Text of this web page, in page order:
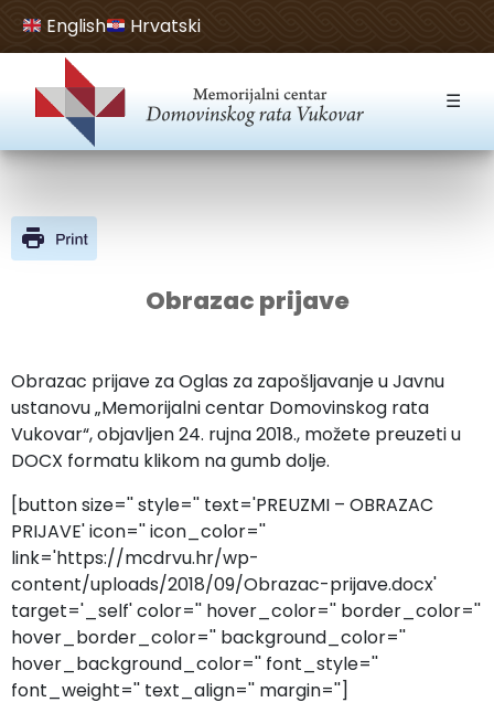
Open toolbar
English Hrvatski
☰
Obrazac prijave
Obrazac prijave za Oglas za zapošljavanje u Javnu
ustanovu „Memorijalni centar Domovinskog rata
Vukovar“, objavljen 24. rujna 2018., možete preuzeti u
DOCX formatu klikom na gumb dolje.
[button size='' style='' text='PREUZMI – OBRAZAC
PRIJAVE' icon='' icon_color=''
link='https://mcdrvu.hr/wp-
content/uploads/2018/09/Obrazac-prijave.docx'
target='_self' color='' hover_color='' border_color=''
hover_border_color='' background_color=''
hover_background_color='' font_style=''
font_weight='' text_align='' margin='']